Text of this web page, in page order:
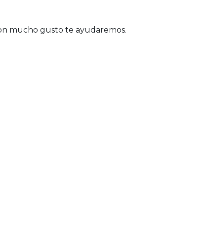
mucho gusto te ayudaremos.